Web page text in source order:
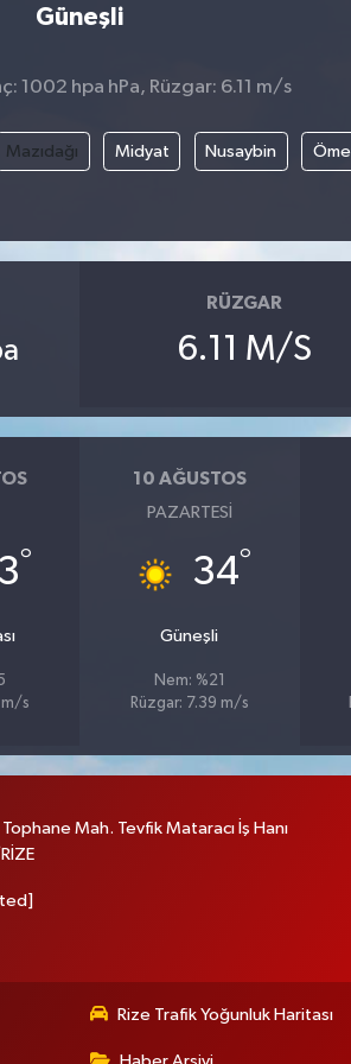
Güneşli
1002 hpa hPa, Rüzgar: 6.11 m/s
Mazıdağı Midyat Nusaybin
RÜZGAR
6.11 M/S
°
m/s
10 AĞUSTOS
PAZARTESI
34°
Güneşli
Nem: %21
Rüzgar: 7.39 m/s
Mah. Tevfik Mataracı İş Hanı
Rize Trafik Yoğunluk Haritası